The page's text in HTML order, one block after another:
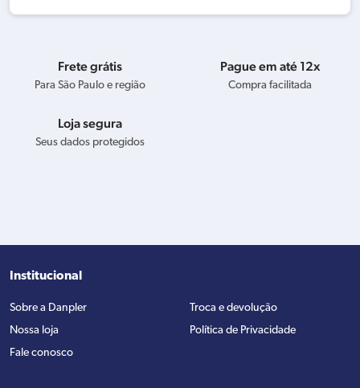
Frete grátis
Para São Paulo e região
Pague em até 12x
Compra facilitada
Loja segura
Seus dados protegidos
Institucional
Sobre a Danpler
Nossa loja
Fale conosco
Troca e devolução
Política de Privacidade